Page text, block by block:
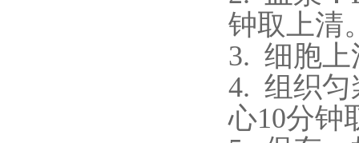
钟取上清
3. 细胞上
4. 组织匀
心10分钟